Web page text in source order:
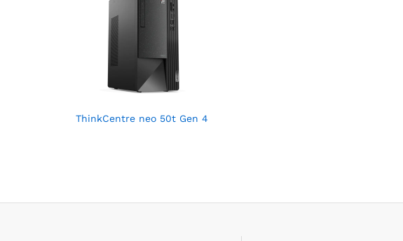
ThinkCentre neo 50t Gen 4